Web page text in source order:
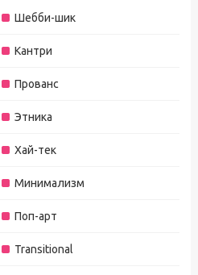
Шебби-шик
Кантри
Прованс
Этника
Хай-тек
Минимализм
Поп-арт
Transitional